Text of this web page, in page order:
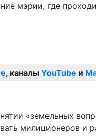
мэрии, где
, каналы YouTube и
«земельных
милиционеров и